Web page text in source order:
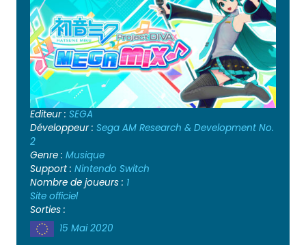
Editeur : SEGA
Développeur : Sega AM Research & Development No.
2
Genre : Musique
Support : Nintendo Switch
Nombre de joueurs : 1
Site officiel
Sorties :
15 Mai 2020